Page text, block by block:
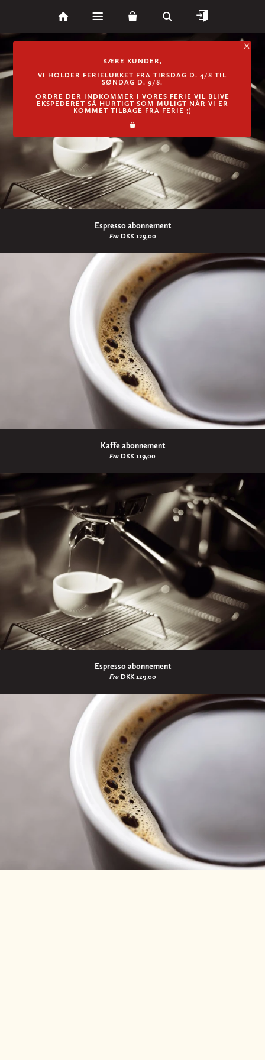
Espresso abonnement
Fra DKK 129,00
Kaffe abonnement
Fra DKK 119,00
Espresso abonnement
Fra DKK 129,00
KÆRE KUNDER,
VI HOLDER FERIELUKKET FRA TIRSDAG D. 4/8 TIL
SØNDAG D. 9/8.
ORDRE DER INDKOMMER I VORES FERIE VIL BLIVE
EKSPEDERET SÅ HURTIGT SOM MULIGT NÅR VI ER
KOMMET TILBAGE FRA FERIE ;)